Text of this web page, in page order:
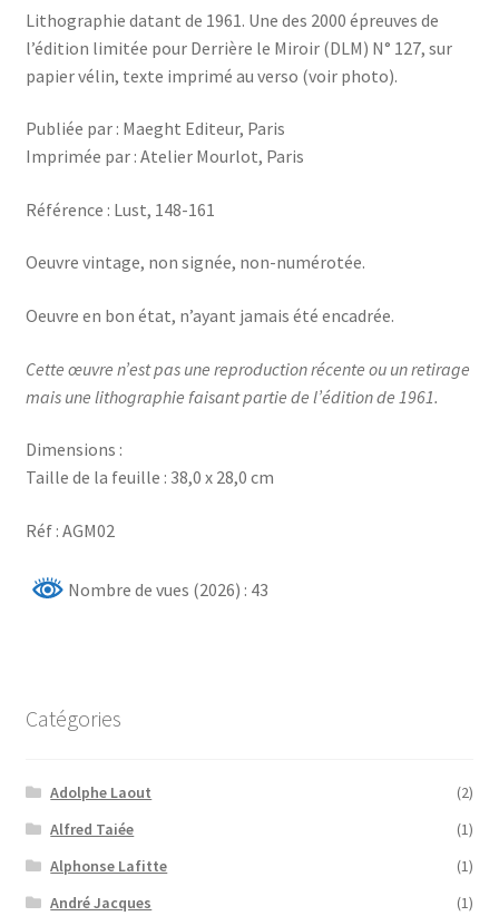
Lithographie datant de 1961. Une des 2000 épreuves de
l’édition limitée pour Derrière le Miroir (DLM) N° 127, sur
papier vélin, texte imprimé au verso (voir photo).
Publiée par : Maeght Editeur, Paris
Imprimée par : Atelier Mourlot, Paris
Référence : Lust, 148-161
Oeuvre vintage, non signée, non-numérotée.
Oeuvre en bon état, n’ayant jamais été encadrée.
Cette œuvre n’est pas une reproduction récente ou un retirage
mais une lithographie faisant partie de l’édition de 1961.
Dimensions :
Taille de la feuille : 38,0 x 28,0 cm
Réf : AGM02
Nombre de vues (2026) : 43
Catégories
Adolphe Laout
(2)
Alfred Taiée
(1)
Alphonse Lafitte
(1)
André Jacques
(1)